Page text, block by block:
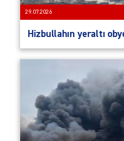
29.07.2026
Hizbullahın yeraltı